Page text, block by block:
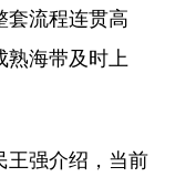
套流程连贯高
海带及时上
强介绍，当前